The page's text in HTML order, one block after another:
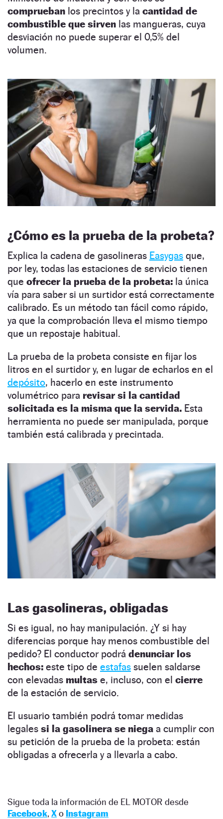
comprueban los precintos y la cantidad de
combustible que sirven las mangueras, cuya
desviación no puede superar el 0,5% del
volumen.
¿Cómo es la prueba de la probeta?
Explica la cadena de gasolineras Easygas que,
por ley, todas las estaciones de servicio tienen
que ofrecer la prueba de la probeta: la única
vía para saber si un surtidor está correctamente
calibrado. Es un método tan fácil como rápido,
ya que la comprobación lleva el mismo tiempo
que un repostaje habitual.
La prueba de la probeta consiste en fijar los
litros en el surtidor y, en lugar de echarlos en el
depósito, hacerlo en este instrumento
volumétrico para revisar si la cantidad
solicitada es la misma que la servida. Esta
herramienta no puede ser manipulada, porque
también está calibrada y precintada.
Las gasolineras, obligadas
Si es igual, no hay manipulación. ¿Y si hay
diferencias porque hay menos combustible del
pedido? El conductor podrá denunciar los
hechos: este tipo de estafas suelen saldarse
con elevadas multas e, incluso, con el cierre
de la estación de servicio.
El usuario también podrá tomar medidas
legales si la gasolinera se niega a cumplir con
su petición de la prueba de la probeta: están
obligadas a ofrecerla y a llevarla a cabo.
Sigue toda la información de EL MOTOR desde
Facebook, Xo Instagram